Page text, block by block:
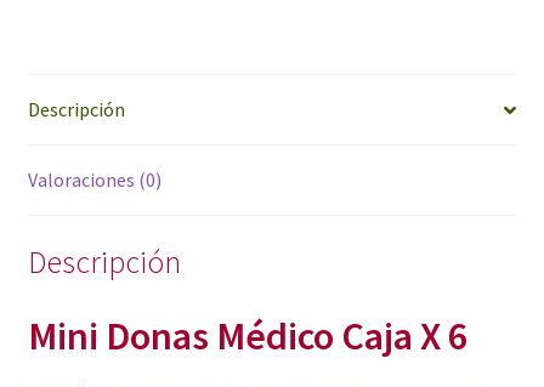
Descripción
Valoraciones (0)
Descripción
Mini Donas Médico Caja X 6